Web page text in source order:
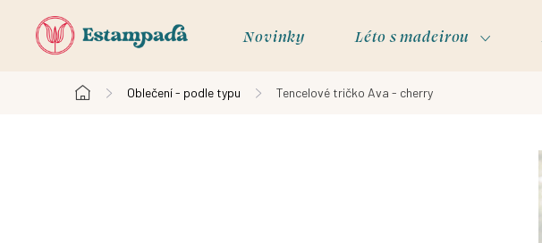
Novinky Léto s madeirou
Domů
Oblečení - podle typu Tencelové tričko Ava - cherry